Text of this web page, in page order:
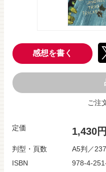
感想を書く
ご注
定価 1,430円
判型・頁数
A5判／
ISBN
978-4-